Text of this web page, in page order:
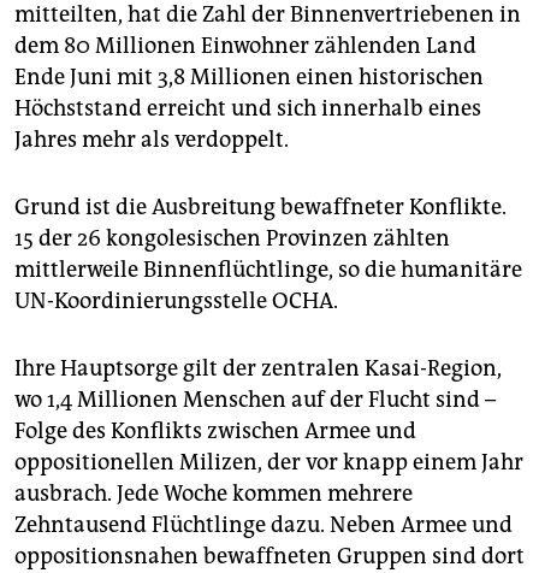
epaper login
mitteilten, hat die Zahl der Binnenvertriebenen in
dem 80 Millionen Einwohner zählenden Land
Ende Juni mit 3,8 Millionen einen historischen
Höchststand erreicht und sich innerhalb eines
Jahres mehr als verdoppelt.
Grund ist die Ausbreitung bewaffneter Konflikte.
15 der 26 kongolesischen Provinzen zählten
mittlerweile Binnenflüchtlinge, so die humanitäre
UN-Koordinierungsstelle OCHA.
Ihre Hauptsorge gilt der zentralen Kasai-Region,
wo 1,4 Millionen Menschen auf der Flucht sind –
Folge des Konflikts zwischen Armee und
oppositionellen Milizen, der vor knapp einem Jahr
ausbrach. Jede Woche kommen mehrere
Zehntausend Flüchtlinge dazu. Neben Armee und
oppositionsnahen bewaffneten Gruppen sind dort